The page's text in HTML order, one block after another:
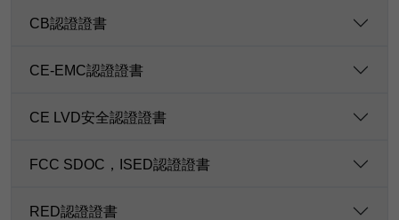
CB認證證書
CE-EMC認證證書
CE LVD安全認證證書
FCC SDOC，ISED認證證書
RED認證證書